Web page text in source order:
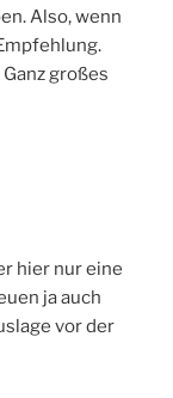
Also, wenn
großes
hier nur eine
ja auch
vor der